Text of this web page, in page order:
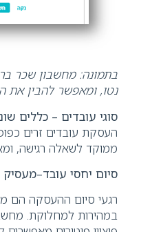
בתמונה:מחשבון שכר
נטו, ומאפשר להבין את
סוגי עובדים – כללים
העסקת עובדים זרים
ממוקד לשאלה רגישה,
סיום יחסי עובד–מעסיק
רגעי סיום ההעסקה הם
במהירות למחלוקת.